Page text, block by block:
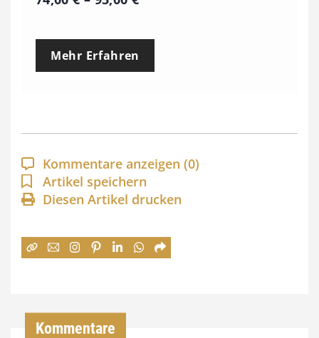
e
p
a
n
n
:
Mehr Erfahren
Kommentare anzeigen (0)
Artikel speichern
Diesen Artikel drucken
Kommentare